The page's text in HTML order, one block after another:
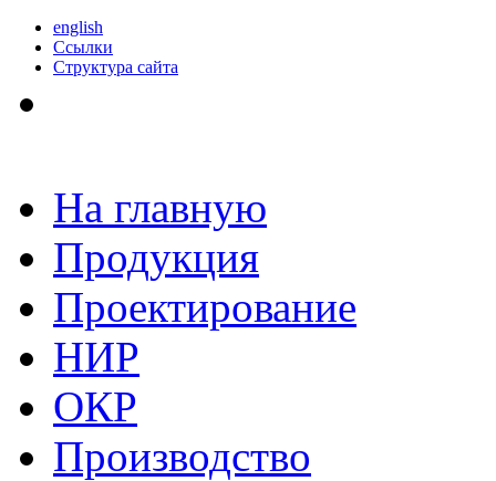
english
Ссылки
Структура сайта
На главную
Продукция
Проектирование
НИР
ОКР
Производство